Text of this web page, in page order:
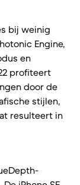
bij weinig
Engine,
en
profiteert
door de
stijlen,
resulteert in